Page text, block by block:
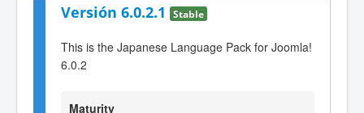
Versión 6.0.2.1 Stable
This is the Japanese Language Pack for Joomla!
6.0.2
Maturity